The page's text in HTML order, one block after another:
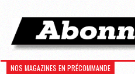
NOS MAGAZINES EN PRÉCOMMANDE